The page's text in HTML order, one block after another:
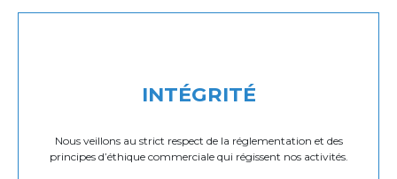
INTÉGRITÉ
Nous veillons au strict respect de la réglementation et des
principes d’éthique commerciale qui régissent nos activités.